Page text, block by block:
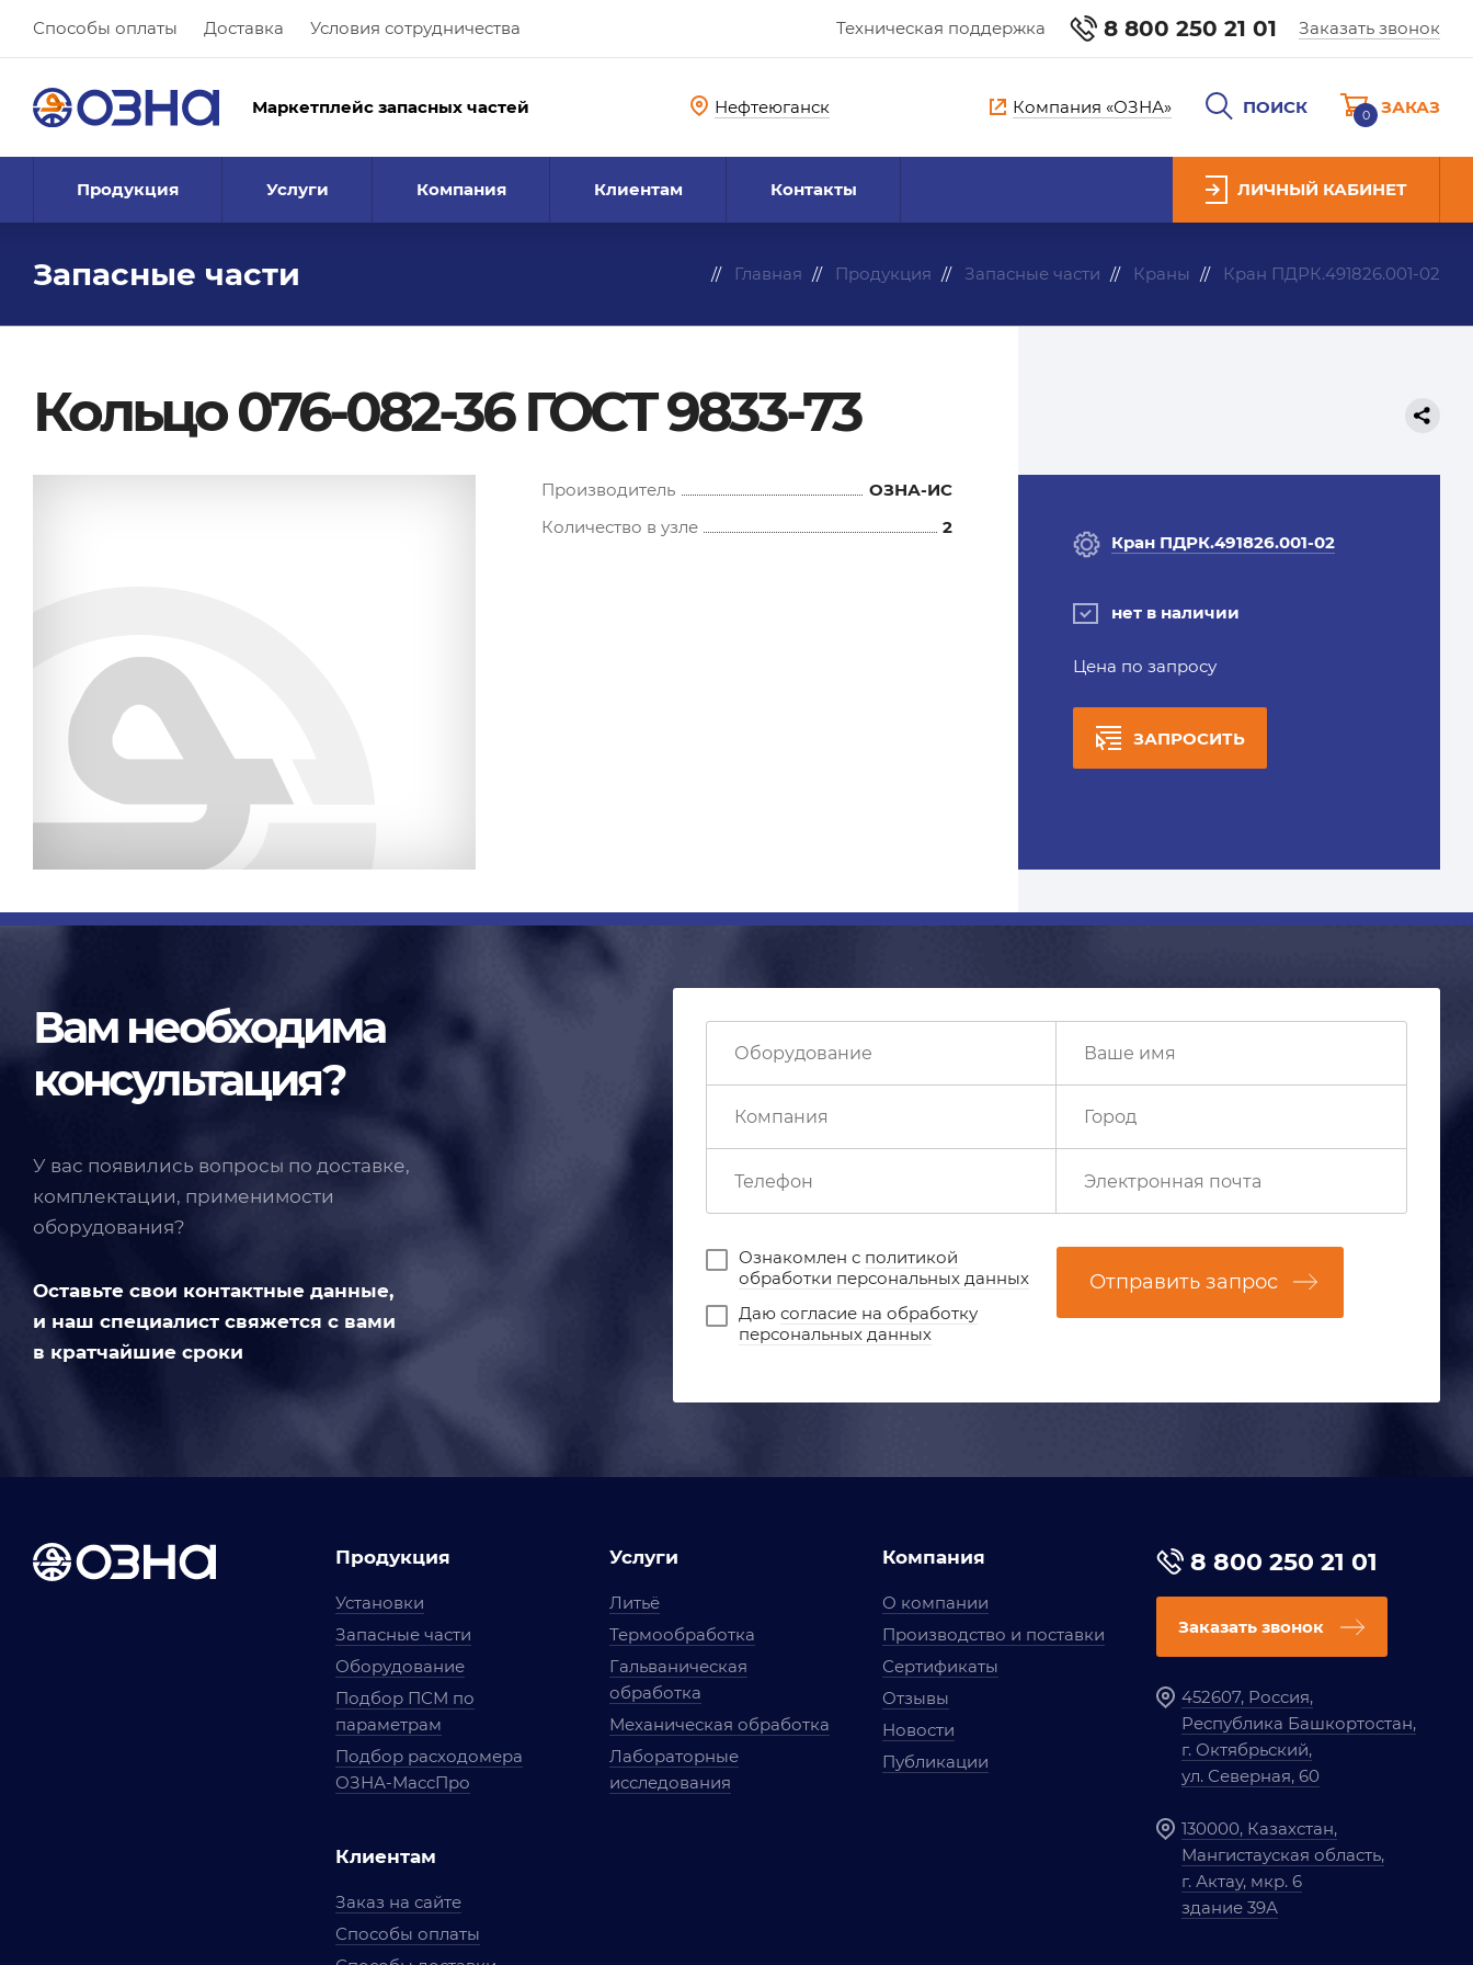
Способы оплаты Доставка Условия сотрудничества Техническая поддержка 8 800 250 21 01 Заказать звонок
Маркетплейс запасных частей Нефтеюганск Компания «ОЗНА» ПОИСК 0 ЗАКАЗ
Продукция Услуги Компания Клиентам Контакты ЛИЧНЫЙ КАБИНЕТ
Запасные части Главная Продукция Запасные части Краны Кран ПДРК.491826.001-02
Кольцо 076-082-36 ГОСТ 9833-73
Производитель
ОЗНА-ИС
Количество в узле
2
Кран ПДРК.491826.001-02
нет в наличии
Цена по запросу
ЗАПРОСИТЬ
Вам необходима
консультация?
У вас появились вопросы по доставке,
комплектации, применимости
оборудования?
Оставьте свои контактные данные,
и наш специалист свяжется с вами
в кратчайшие сроки
Ознакомлен с политикой
обработки персональных данных
Даю согласие на обработку
персональных данных
Отправить запрос
Продукция
Установки
Запасные части
Оборудование
Подбор ПСМ по
параметрам
Подбор расходомера
ОЗНА-МассПро
Клиентам
Заказ на сайте
Способы оплаты
Услуги
Литьё
Термообработка
Гальваническая
обработка
Механическая обработка
Лабораторные
исследования
Компания
О компании
Производство и поставки
Сертификаты
Отзывы
Новости
Публикации
8 800 250 21 01
Заказать звонок
452607, Россия,
Республика Башкортостан,
г. Октябрьский,
ул. Северная, 60
130000, Казахстан,
Мангистауская область,
г. Актау, мкр. 6
здание 39А